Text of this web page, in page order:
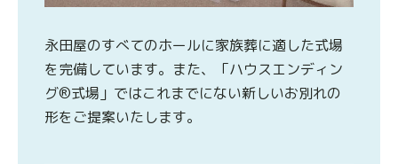
永田屋のすべてのホールに家族葬に適した式場
を完備しています。また、「ハウスエンディン
グ®式場」ではこれまでにない新しいお別れの
形をご提案いたします。